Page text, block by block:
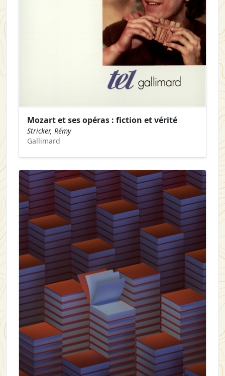
Mozart et ses opéras : fiction et vérité
Stricker, Rémy
Gallimard